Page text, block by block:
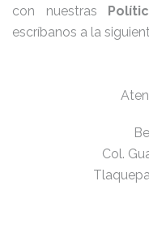
con nuestras
escríbanos a la
Col.